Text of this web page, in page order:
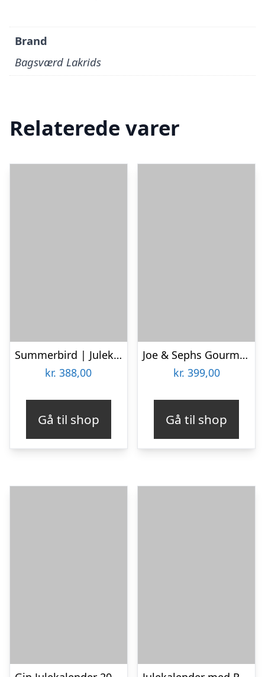
Brand
Bagsværd Lakrids
Relaterede varer
Summerbird | Julekalender Classic til 2 pers.
kr. 388,00
Gå til shop
Joe & Sephs Gourmet Popcorn Julekalender 2026
kr. 399,00
Gå til shop